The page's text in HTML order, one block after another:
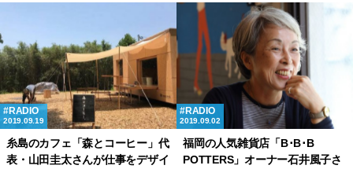
RADIO
2019.09.19
糸島のカフェ「森とコーヒー」代
表・山田圭太さんが仕事をデザイ
RADIO
2019.09.02
福岡の人気雑貨店「B･B･B
POTTERS」オーナー石井風子さ